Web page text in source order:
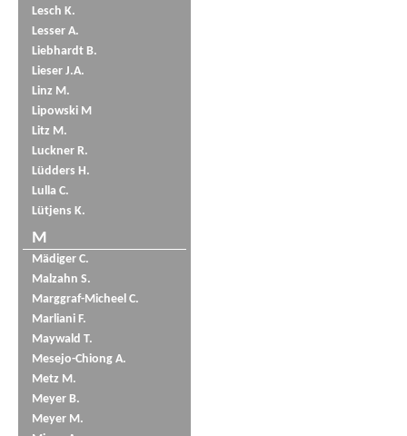
Lesch K.
Lesser A.
Liebhardt B.
Lieser J.A.
Linz M.
Lipowski M
Litz M.
Luckner R.
Lüdders H.
Lulla C.
Lütjens K.
M
Mädiger C.
Malzahn S.
Marggraf-Micheel C.
Marliani F.
Maywald T.
Mesejo-Chiong A.
Metz M.
Meyer B.
Meyer M.